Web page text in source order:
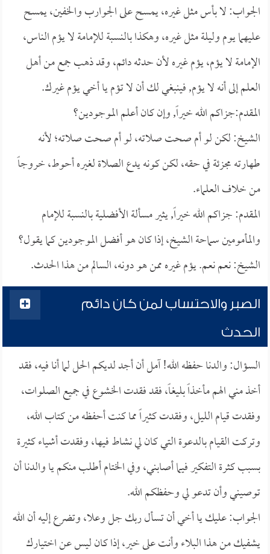
الجواب: لا بأس مثل غيره، يمسح على الجوارب والخفين، يمسح
عليهما يوم وليلة مثل غيره، وهكذا بالنسبة للإمامة لا يؤم الناس،
الإمامة لا يؤم، يؤم غيره لأن حدثه دائم، وقد ذهب جمع من أهل
العلم إلى أنه لا يؤم, فينبغي لك أن لا تؤم يا أخي يؤم غيرك.
المقدم:جزاكم الله خيراً, وإن كان أعلم الموجودين؟
الشيخ: لكن لو أم صحت صلاته، لو أم صحت صلاته؛ لأنه
طهارته مجزئة في حقه، لكن كونه يدع الصلاة لغيره أحوط، خروجاً
من خلاف العلماء.
المقدم: جزاكم الله خيراً, يثير مسألة الأفضلية بالنسبة للإمام
والمأمومين سماحة الشيخ، إذا كان هو أفضل الموجودين كما يقول؟
الشيخ: نعم نعم. يؤم غيره ممن هو دونه، السالم من هذا الحدث.
الصبر والاحتساب لمن كان دائم
الحدث
السؤال: والدنا حفظه الله! آمل أن أجد لديكم الحل لما أنا فيه، فقد
أخذ مني الهم مأخذاً بليغاً، فقد فقدت الخشوع في جميع الصلوات،
وفقدت قيام الليل، وفقدت كثيراً مما كنت أحفظه من كتاب الله،
وتركت القيام بالدعوة التي كان لي نشاط فيها، وفقدت أشياء كثيرة
بسبب كثرة التفكير فيما أصابني، وفي الختام أطلب منكم يا والدنا أن
توصيني وأن تدعو لي وحفظكم الله.
الجواب: عليك يا أخي أن تسأل ربك جل وعلا، وتضرع إليه أن الله
يشفيك من هذا البلاء وأنت على خير، إذا كان ليس عن اختيارك